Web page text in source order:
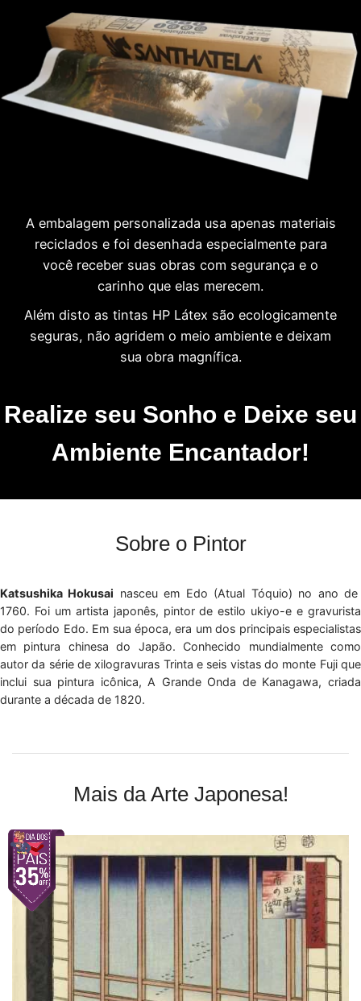
A embalagem personalizada usa apenas materiais
reciclados e foi desenhada especialmente para
você receber suas obras com segurança e o
carinho que elas merecem.
Além disto as tintas HP Látex são ecologicamente
seguras, não agridem o meio ambiente e deixam
sua obra magnífica.
Realize seu Sonho e Deixe seu
Ambiente Encantador!
Sobre o Pintor
Katsushika Hokusai nasceu em Edo (Atual Tóquio) no ano de
1760. Foi um artista japonês, pintor de estilo ukiyo-e e gravurista
do período Edo. Em sua época, era um dos principais especialistas
em pintura chinesa do Japão. Conhecido mundialmente como
autor da série de xilogravuras Trinta e seis vistas do monte Fuji que
inclui sua pintura icônica, A Grande Onda de Kanagawa, criada
durante a década de 1820.
Mais da Arte Japonesa!